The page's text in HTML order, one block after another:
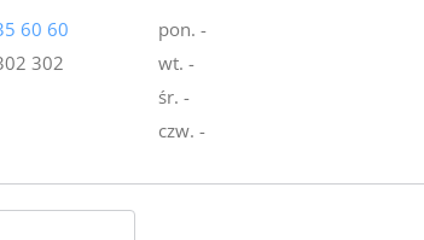
60 60
302
pon. -
wt. -
śr. -
czw. -